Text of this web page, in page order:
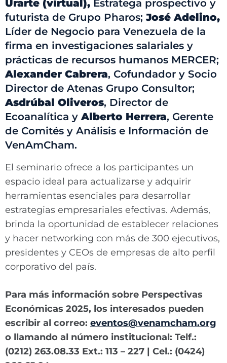
Urarte (virtual), Estratega prospectivo y
futurista de Grupo Pharos;José Adelino,
Líder de Negocio para Venezuela de la
firma en investigaciones salariales y
prácticas de recursos humanos MERCER;
Alexander Cabrera, Cofundador y Socio
Director de Atenas Grupo Consultor;
Asdrúbal Oliveros, Director de
Ecoanalítica yAlberto Herrera, Gerente
de Comités y Análisis e Información de
VenAmCham.
El seminario ofrece a los participantes un
espacio ideal para actualizarse y adquirir
herramientas esenciales para desarrollar
estrategias empresariales efectivas. Además,
brinda la oportunidad de establecer relaciones
y hacer networking con más de 300 ejecutivos,
presidentes y CEOs de empresas de alto perfil
corporativo del país.
Para más información sobre Perspectivas
Económicas 2025, los interesados pueden
escribir al correo: eventos@venamcham.org
o llamando al número institucional: Telf.:
(0212) 263.08.33 Ext.: 113 – 227 | Cel.: (0424)